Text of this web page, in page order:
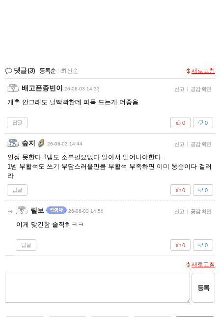
댓글(3) 등록순 최신순 새로고침
배고픈종빈이 26-06-03 14:33 신고 | 공감 확인
개추 안그래도 딜빡빡한데 파목 드는게 더좋음
답글 0
0
숲지 26-06-03 14:44 신고 | 공감 확인
인정 못한다 1넴도 소부필요없다 알아서 일어나야한다.
1넴 부활석도 쓰기 부담스러울만큼 부활석 부족하면 이미 똥손이다 걸러
라
답글 0
0
릴보 26-06-03 14:50 신고 | 공감 확인
이게 맞긴함 솔직히ㅋㅋ
답글 0
0
새로고침
등록